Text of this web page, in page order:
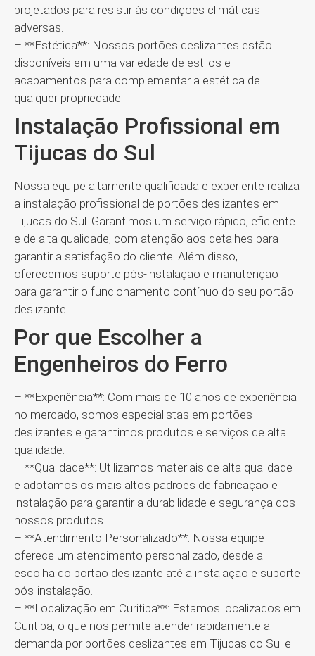
projetados para resistir às condições climáticas
adversas.
– **Estética**: Nossos portões deslizantes estão
disponíveis em uma variedade de estilos e
acabamentos para complementar a estética de
qualquer propriedade.
Instalação Profissional em
Tijucas do Sul
Nossa equipe altamente qualificada e experiente realiza
a instalação profissional de portões deslizantes em
Tijucas do Sul. Garantimos um serviço rápido, eficiente
e de alta qualidade, com atenção aos detalhes para
garantir a satisfação do cliente. Além disso,
oferecemos suporte pós-instalação e manutenção
para garantir o funcionamento contínuo do seu portão
deslizante.
Por que Escolher a
Engenheiros do Ferro
– **Experiência**: Com mais de 10 anos de experiência
no mercado, somos especialistas em portões
deslizantes e garantimos produtos e serviços de alta
qualidade.
– **Qualidade**: Utilizamos materiais de alta qualidade
e adotamos os mais altos padrões de fabricação e
instalação para garantir a durabilidade e segurança dos
nossos produtos.
– **Atendimento Personalizado**: Nossa equipe
oferece um atendimento personalizado, desde a
escolha do portão deslizante até a instalação e suporte
pós-instalação.
– **Localização em Curitiba**: Estamos localizados em
Curitiba, o que nos permite atender rapidamente a
demanda por portões deslizantes em Tijucas do Sul e